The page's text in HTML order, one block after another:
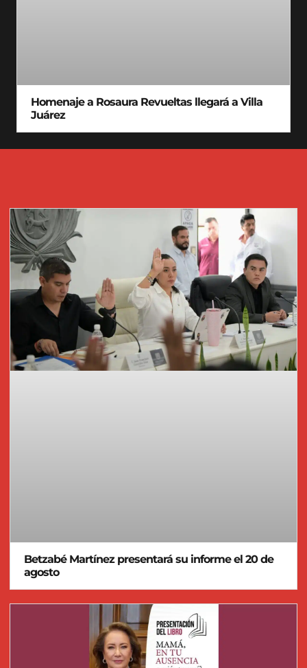
Homenaje a Rosaura Revueltas llegará a Villa
Juárez
Betzabé Martínez presentará su informe el 20 de
agosto